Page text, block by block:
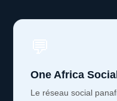
One Africa Social
Le réseau social